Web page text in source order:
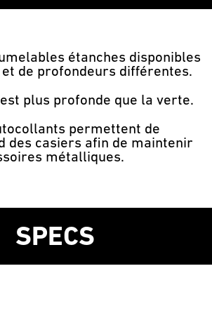
étanches disponibles
et de profondeurs différentes.
plus profonde que la verte.
permettent de
des casiers afin de maintenir
métalliques.
SPECS